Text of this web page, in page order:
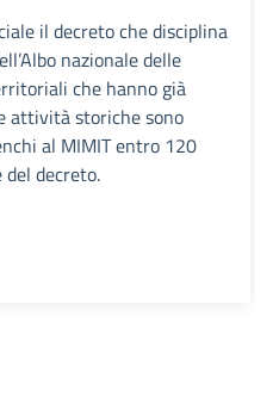
il decreto che disciplina
nazionale delle
che hanno già
attività storiche sono
al MIMIT entro 120
decreto.